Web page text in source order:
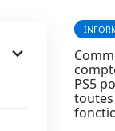
PS5
toutes